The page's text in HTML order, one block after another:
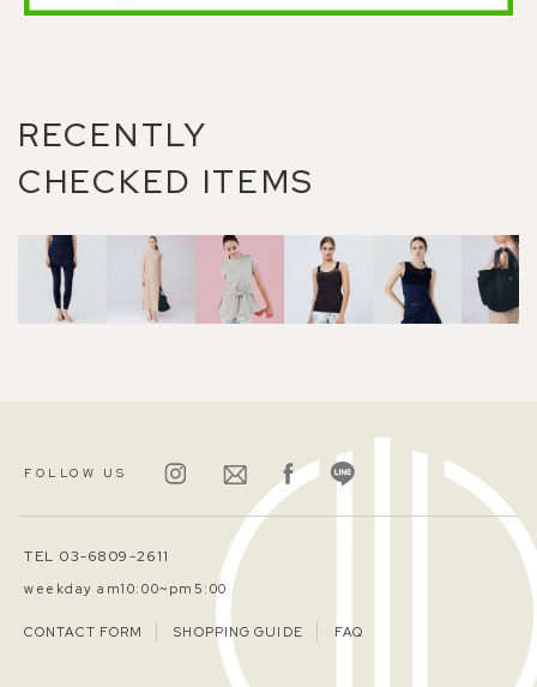
RECENTLY
CHECKED ITEMS
FOLLOW US
TEL 03-6809-2611
weekday am10:00~pm5:00
CONTACT FORM SHOPPING GUIDE FAQ